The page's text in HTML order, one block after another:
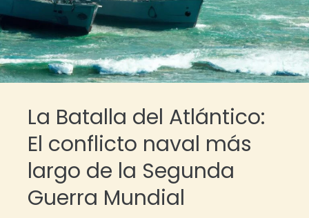
La Batalla del Atlántico:
El conflicto naval más
largo de la Segunda
Guerra Mundial